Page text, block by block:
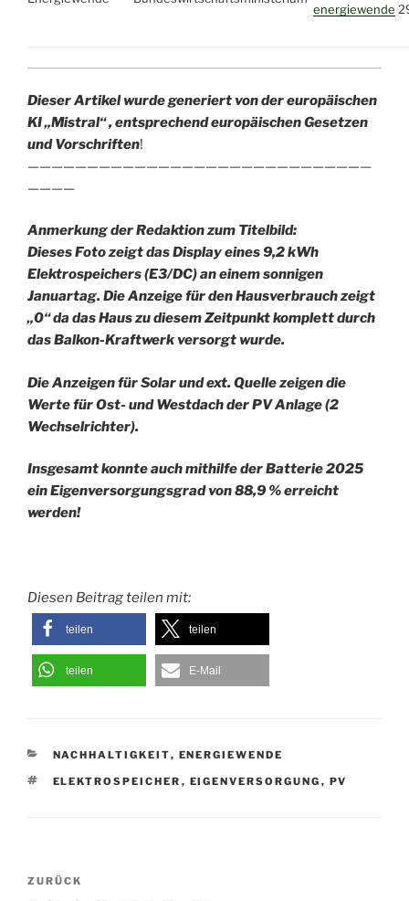
energiewende
Dieser Artikel wurde generiert von der europäischen
KI „Mistral“ , entsprechend europäischen Gesetzen
und Vorschriften!
—————————————————————————————
————
Anmerkung der Redaktion zum Titelbild:
Dieses Foto zeigt das Display eines 9,2 kWh
Elektrospeichers (E3/DC) an einem sonnigen
Januartag. Die Anzeige für den Hausverbrauch zeigt
„0“ da das Haus zu diesem Zeitpunkt komplett durch
das Balkon-Kraftwerk versorgt wurde.
Die Anzeigen für Solar und ext. Quelle zeigen die
Werte für Ost- und Westdach der PV Anlage (2
Wechselrichter).
Insgesamt konnte auch mithilfe der Batterie 2025
ein Eigenversorgungsgrad von 88,9 % erreicht
werden!
Diesen Beitrag teilen mit:
teilen teilen
teilen E-Mail
KATEGORIEN
NACHHALTIGKEIT, ENERGIEWENDE
SCHLAGWÖRTER
ELEKTROSPEICHER , EIGENVERSORGUNG , PV
Beitragsnavigation
Vorheriger
ZURÜCK